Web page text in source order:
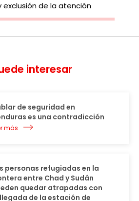
exclusión de la atención
interesar
de seguridad en
es una contradicción
más
personas refugiadas en la
entre Chad y Sudán
quedar atrapadas con
de la estación de